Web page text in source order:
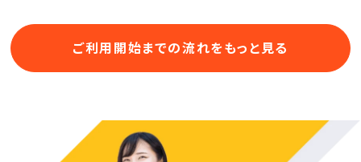
ご利用開始までの流れをもっと見る